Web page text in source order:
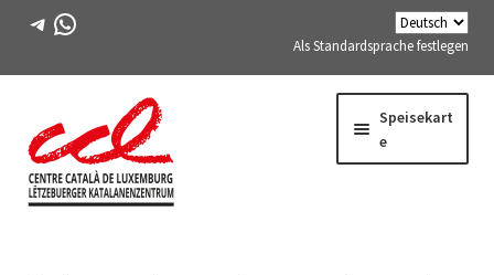
Telegramm
WhatsApp
Als Standardsprache festlegen
zur
Navigation
Inhalt
springen
Speisekart
e